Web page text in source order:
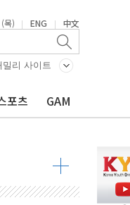
목) | ENG | 中文
밀리 사이트
포츠 GAM